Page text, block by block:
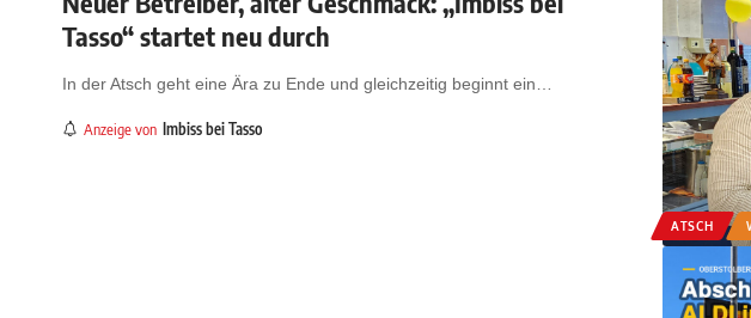
ATSCH
Tasso“ startet neu durch
In der Atsch geht eine Ära zu Ende und gleichzeitig beginnt ein
Anzeige von Imbiss bei Tasso